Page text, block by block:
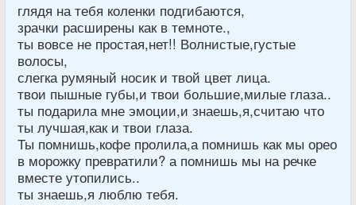
глядя на тебя коленки подгибаются,
зрачки расширены как в темноте.,
ты вовсе не простая,нет!! Волнистые,густые
волосы,
слегка румяный носик и твой цвет лица.
твои пышные губы,и твои большие,милые глаза..
ты подарила мне эмоции,и знаешь,я,считаю что
ты лучшая,как и твои глаза.
Ты помнишь,кофе пролила,а помнишь как мы орео
в морожку превратили? а помнишь мы на речке
вместе утопились..
ты знаешь,я люблю тебя.